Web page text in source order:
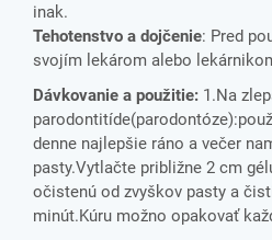
inak.
Tehotenstvo a dojčenie: Pred
svojím lekárom alebo
Dávkovanie a použitie: 1.Na
denne najlepšie ráno a večer
pasty.Vytlačte približne 2 cm
očistenú od zvyškov pasty a
minút.Kúru možno opakovať